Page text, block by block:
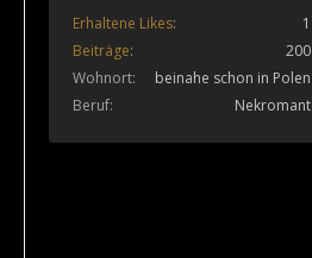
Erhaltene Likes
1
Beiträge
200
Wohnort
beinahe schon in Polen
Beruf
Nekromant